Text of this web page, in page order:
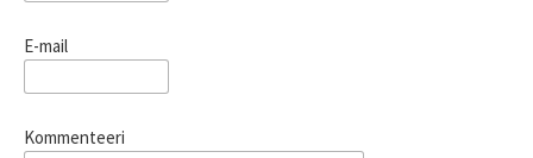
E-mail
Kommenteeri